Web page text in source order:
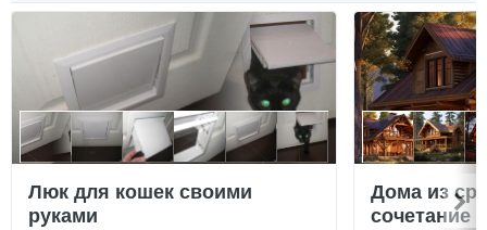
Люк для кошек своими
руками
Дома из
сочетание